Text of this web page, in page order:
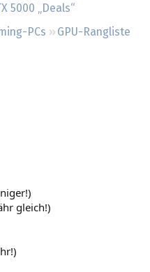
5000 „Deals“
PCs
GPU-Rangliste
gleich!)